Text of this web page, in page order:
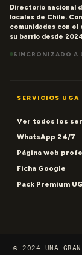
Directorio nacional
locales de Chile.
comunidades con el
su barrio desde
SINCRONIZADO A
SERVICIOS UGA
Ver todos los
WhatsApp 24/7
Página web
Ficha Google
Pack Premium
© 2024 UNA GRAN